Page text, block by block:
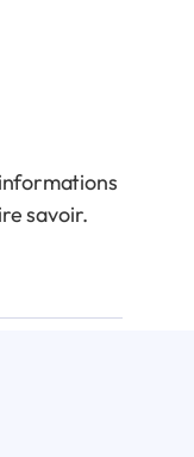
savoir.